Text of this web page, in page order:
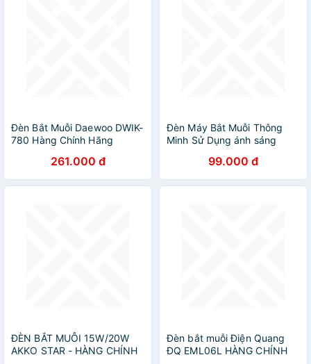
Đèn Bắt Muỗi Daewoo DWIK-
780 Hàng Chính Hãng
261.000 đ
Đèn Máy Bắt Muỗi Thông
Minh Sử Dụng ánh sáng
Tiêu Diệt Côn Trùng An Toàn
Cho Gia Đình
99.000 đ
ĐÈN BẮT MUỖI 15W/20W
AKKO STAR - HÀNG CHÍNH
Đèn bắt muỗi Điện Quang
ĐQ EML06L HÀNG CHÍNH